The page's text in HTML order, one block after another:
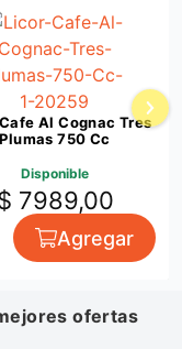
Al Cognac Tres
Plumas 750 Cc
Disponible
7989,00
Agregar
ofertas